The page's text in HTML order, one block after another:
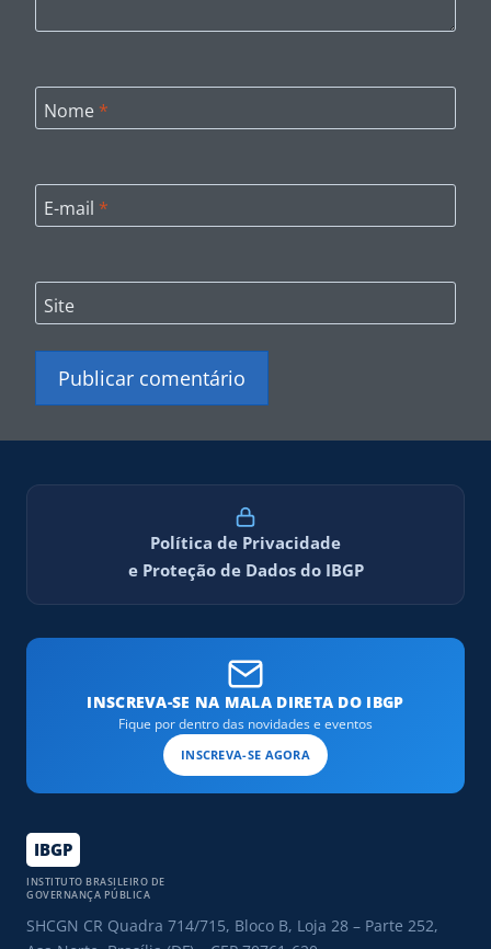
Nome *
E-mail *
Site
Política de Privacidade
e Proteção de Dados do IBGP
INSCREVA-SE NA MALA DIRETA DO IBGP
Fique por dentro das novidades e eventos
INSCREVA-SE AGORA
IBGP
INSTITUTO BRASILEIRO DE
GOVERNANÇA PÚBLICA
SHCGN CR Quadra 714/715, Bloco B, Loja 28 – Parte 252,